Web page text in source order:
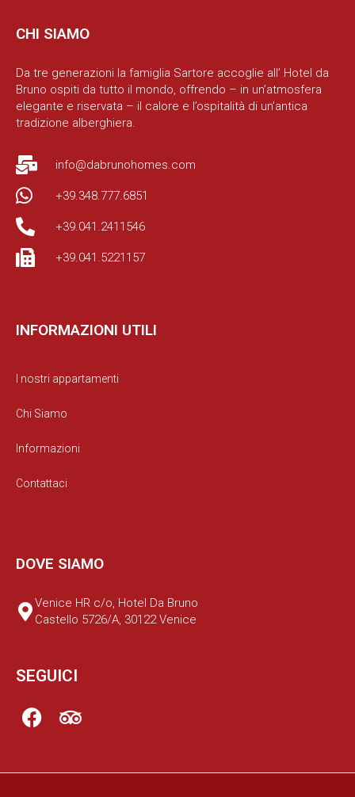
CHI SIAMO
Da tre generazioni la famiglia Sartore accoglie all’ Hotel da
Bruno ospiti da tutto il mondo, offrendo – in un’atmosfera
elegante e riservata – il calore e l’ospitalità di un’antica
tradizione alberghiera.
info@dabrunohomes.com
+39.348.777.6851
+39.041.2411546
+39.041.5221157
INFORMAZIONI UTILI
I nostri appartamenti
Chi Siamo
Informazioni
Contattaci
DOVE SIAMO
Venice HR c/o, Hotel Da Bruno
Castello 5726/A, 30122 Venice
SEGUICI